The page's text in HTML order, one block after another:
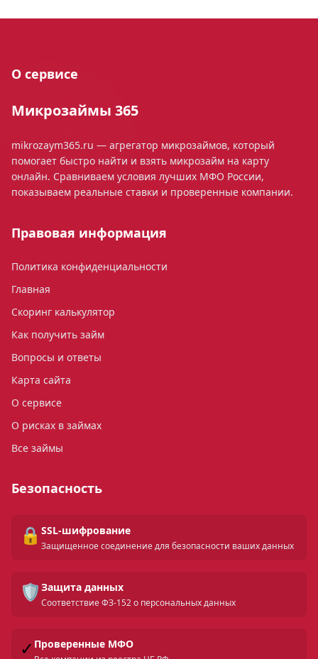
О сервисе
Микрозаймы 365
mikrozaym365.ru — агрегатор микрозаймов, который
помогает быстро найти и взять микрозайм на карту
онлайн. Сравниваем условия лучших МФО России,
показываем реальные ставки и проверенные компании.
Правовая информация
Политика конфиденциальности
Главная
Скоринг калькулятор
Как получить займ
Вопросы и ответы
Карта сайта
О сервисе
О рисках в займах
Все займы
Безопасность
🔒 SSL-шифрование
Защищенное соединение для безопасности ваших данных
🛡️ Защита данных
Соответствие ФЗ-152 о персональных данных
✓ Проверенные МФО